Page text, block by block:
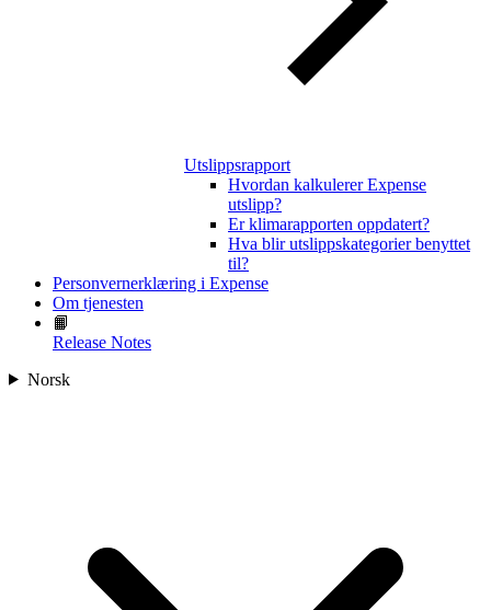
Utslippsrapport
Hvordan kalkulerer Expense
utslipp?
Er klimarapporten oppdatert?
Hva blir utslippskategorier benyttet
til?
Personvernerklæring i Expense
Om tjenesten
📙
Release Notes
Norsk